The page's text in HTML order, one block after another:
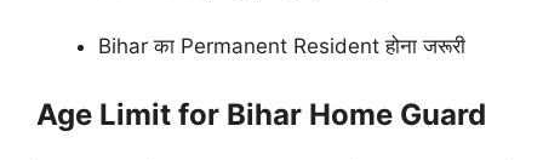
Bihar का Permanent Resident होना जरूरी
Age Limit for Bihar Home Guard